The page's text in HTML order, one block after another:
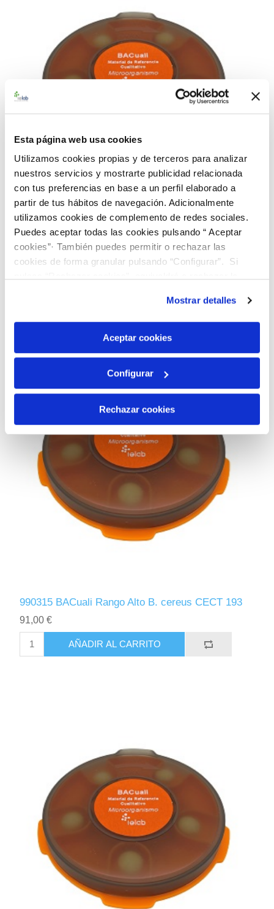
Esta página web usa cookies
Utilizamos cookies propias y de terceros para analizar
nuestros servicios y mostrarte publicidad relacionada
con tus preferencias en base a un perfil elaborado a
partir de tus hábitos de navegación. Adicionalmente
utilizamos cookies de complemento de redes sociales.
Puedes aceptar todas las cookies pulsando “ Aceptar
cookies”· También puedes permitir o rechazar las
cookies de forma granular pulsando “Configurar”. Si
son indispensables para que el sitio web funcione y que
por tanto no se pueden desactivar. Puedes consultar
más información en nuestraPolítica de Cookies
Mostrar detalles
Aceptar cookies
Configurar
Rechazar cookies
990168 BACredi BL Rango Alto E. coli CECT 516
91,00 €
990315 BACuali Rango Alto B. cereus CECT 193
91,00 €
AÑADIR AL CARRITO